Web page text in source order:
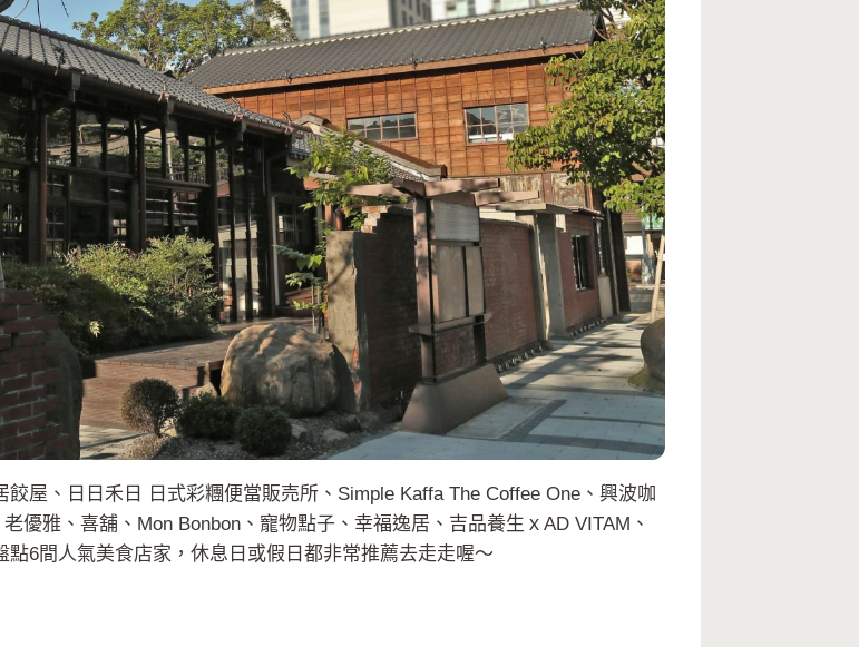
屋、日日禾日 日式彩糰便當販売所、Simple Kaffa The Coffee One、興波咖
優雅、喜舖、Mon Bonbon、寵物點子、幸福逸居、吉品養生ｘAD VITAM、
6間人氣美食店家，休息日或假日都非常推薦去走走喔～